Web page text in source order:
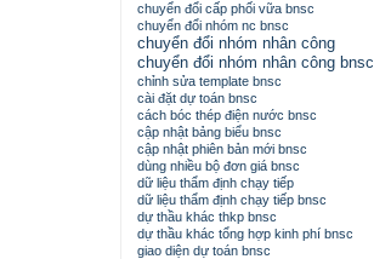
chuyển đổi cấp phối vữa bnsc
chuyển đổi nhóm nc bnsc
chuyển đổi nhóm nhân công
chuyển đổi nhóm nhân công bnsc
chỉnh sửa template bnsc
cài đặt dự toán bnsc
cách bóc thép điện nước bnsc
cập nhật bảng biểu bnsc
cập nhật phiên bản mới bnsc
dùng nhiều bộ đơn giá bnsc
dữ liệu thẩm định chạy tiếp
dữ liệu thẩm định chạy tiếp bnsc
dự thầu khác thkp bnsc
dự thầu khác tổng hợp kinh phí bnsc
giao diện dự toán bnsc